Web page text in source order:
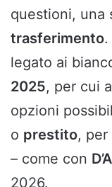
questioni, una
trasferimento.
legato ai
2025, per cui
opzioni
o prestito,
– come con
2026.